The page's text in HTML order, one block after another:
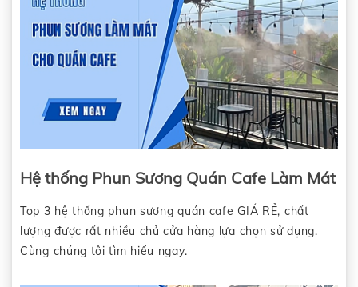
Hệ thống Phun Sương Quán Cafe Làm Mát
Top 3 hệ thống phun sương quán cafe GIÁ RẺ, chất
lượng được rất nhiều chủ cửa hàng lựa chọn sử dụng.
Cùng chúng tôi tìm hiểu ngay.